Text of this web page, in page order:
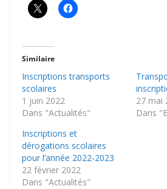
Similaire
Inscriptions transports
scolaires
1 juin 2022
Dans "Actualités"
27 mai
Dans
Inscriptions et
dérogations scolaires
pour l’année 2022-2023
22 février 2022
Dans "Actualités"